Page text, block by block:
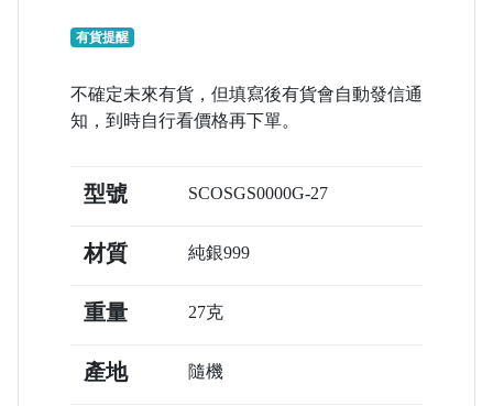
有貨提醒
不確定未來有貨，但填寫後有貨會自動發信通
知，到時自行看價格再下單。
型號 SCOSGS0000G-27
材質 純銀999
重量 27克
產地 隨機